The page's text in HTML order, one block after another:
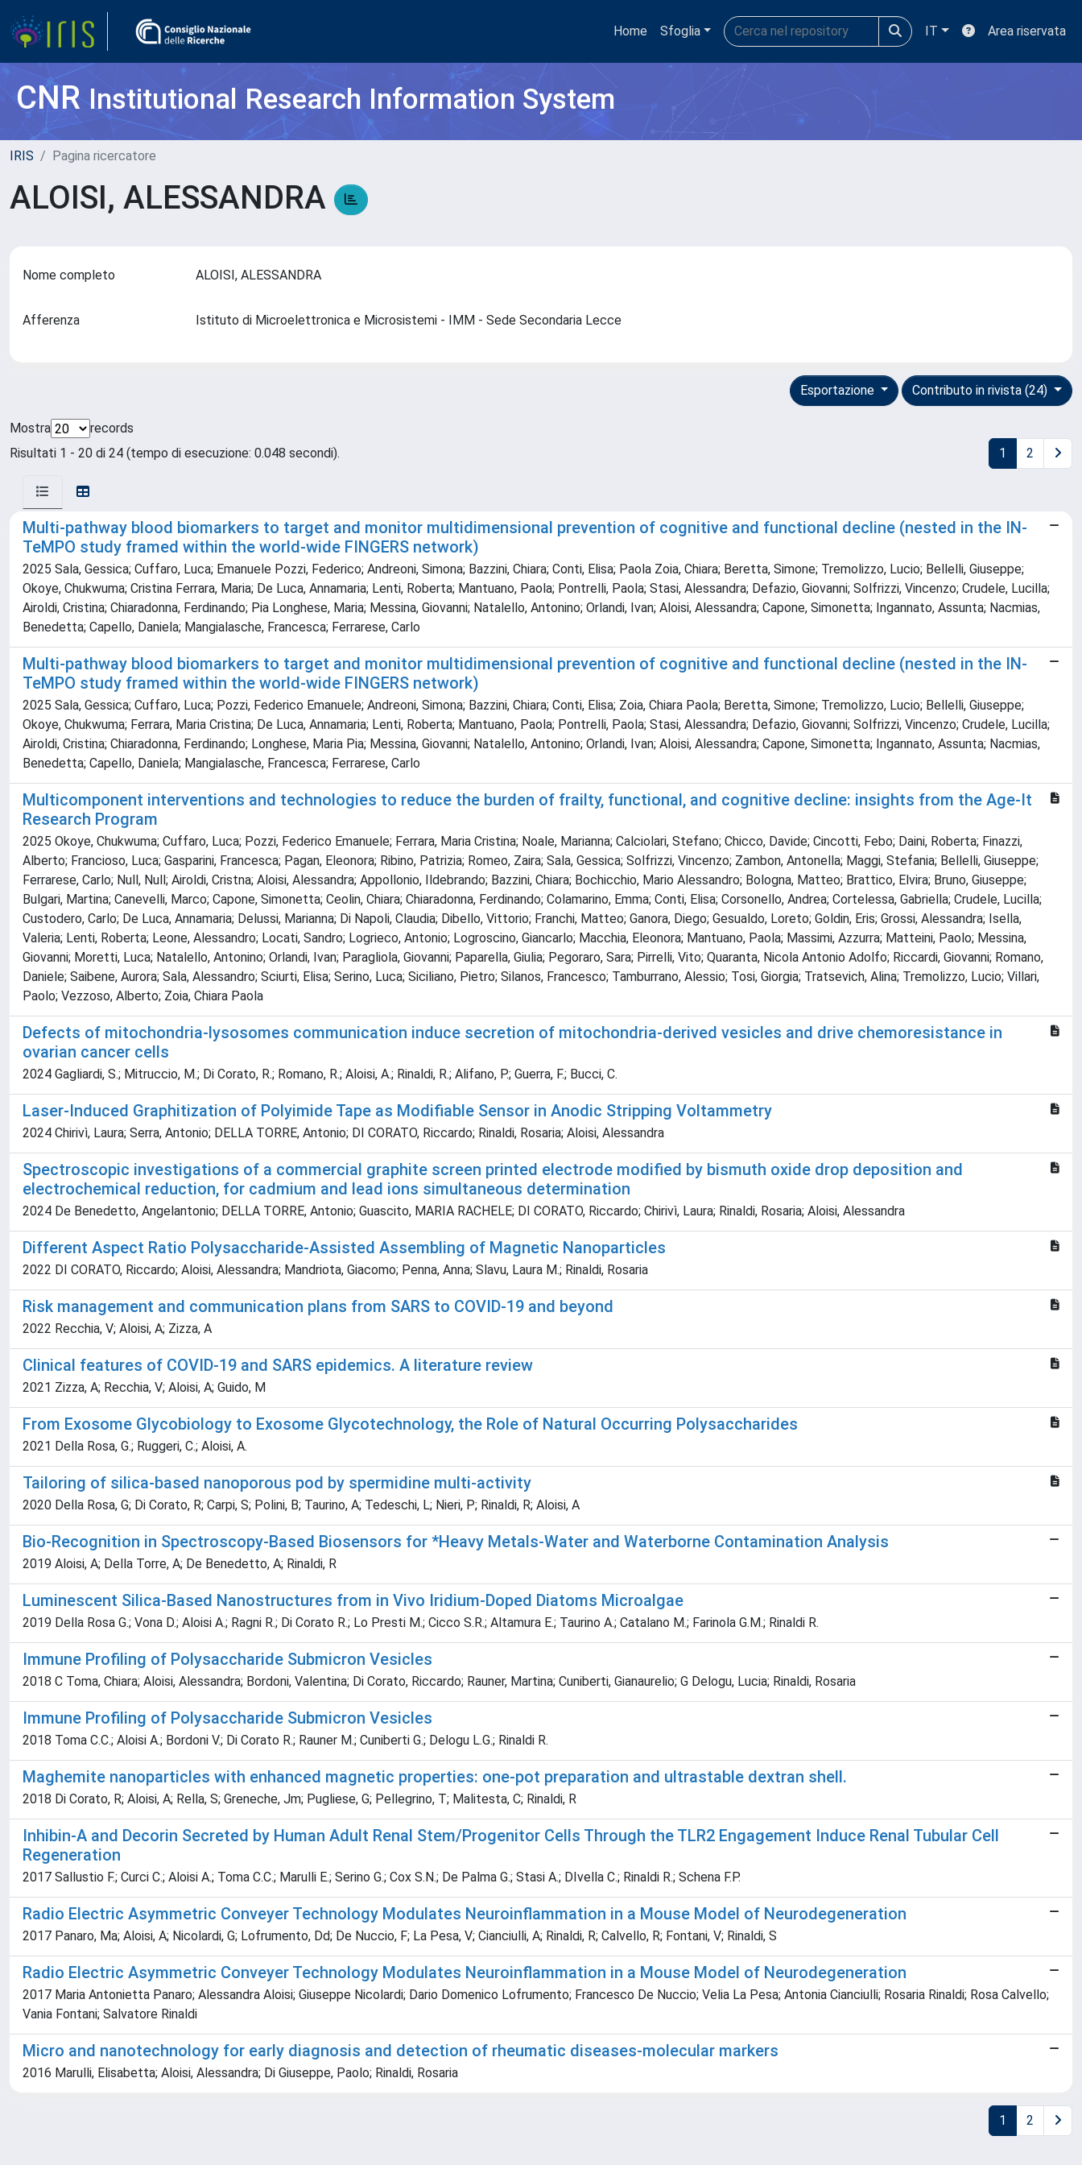
Home Sfoglia IT Area riservata
CNRInstitutional Research Information System
IRIS Pagina ricercatore
ALOISI, ALESSANDRA
Nome completo ALOISI, ALESSANDRA
Afferenza Istituto di Microelettronica e Microsistemi - IMM - Sede Secondaria Lecce
Contributo in rivista (24)
Esportazione
Mostra
records
Risultati 1 - 20 di 24 (tempo di esecuzione: 0.048 secondi).
1 2
Multi-pathway blood biomarkers to target and monitor multidimensional prevention of cognitive and functional decline (nested in the IN-
TeMPO study framed within the world-wide FINGERS network)
2025 Sala, Gessica; Cuffaro, Luca; Emanuele Pozzi, Federico; Andreoni, Simona; Bazzini, Chiara; Conti, Elisa; Paola Zoia, Chiara; Beretta, Simone; Tremolizzo, Lucio; Bellelli, Giuseppe;
Okoye, Chukwuma; Cristina Ferrara, Maria; De Luca, Annamaria; Lenti, Roberta; Mantuano, Paola; Pontrelli, Paola; Stasi, Alessandra; Defazio, Giovanni; Solfrizzi, Vincenzo; Crudele, Lucilla;
Airoldi, Cristina; Chiaradonna, Ferdinando; Pia Longhese, Maria; Messina, Giovanni; Natalello, Antonino; Orlandi, Ivan; Aloisi, Alessandra; Capone, Simonetta; Ingannato, Assunta; Nacmias,
Benedetta; Capello, Daniela; Mangialasche, Francesca; Ferrarese, Carlo
Multi-pathway blood biomarkers to target and monitor multidimensional prevention of cognitive and functional decline (nested in the IN-
TeMPO study framed within the world-wide FINGERS network)
2025 Sala, Gessica; Cuffaro, Luca; Pozzi, Federico Emanuele; Andreoni, Simona; Bazzini, Chiara; Conti, Elisa; Zoia, Chiara Paola; Beretta, Simone; Tremolizzo, Lucio; Bellelli, Giuseppe;
Okoye, Chukwuma; Ferrara, Maria Cristina; De Luca, Annamaria; Lenti, Roberta; Mantuano, Paola; Pontrelli, Paola; Stasi, Alessandra; Defazio, Giovanni; Solfrizzi, Vincenzo; Crudele, Lucilla;
Airoldi, Cristina; Chiaradonna, Ferdinando; Longhese, Maria Pia; Messina, Giovanni; Natalello, Antonino; Orlandi, Ivan; Aloisi, Alessandra; Capone, Simonetta; Ingannato, Assunta; Nacmias,
Benedetta; Capello, Daniela; Mangialasche, Francesca; Ferrarese, Carlo
Multicomponent interventions and technologies to reduce the burden of frailty, functional, and cognitive decline: insights from the Age-It
Research Program
2025 Okoye, Chukwuma; Cuffaro, Luca; Pozzi, Federico Emanuele; Ferrara, Maria Cristina; Noale, Marianna; Calciolari, Stefano; Chicco, Davide; Cincotti, Febo; Daini, Roberta; Finazzi,
Alberto; Francioso, Luca; Gasparini, Francesca; Pagan, Eleonora; Ribino, Patrizia; Romeo, Zaira; Sala, Gessica; Solfrizzi, Vincenzo; Zambon, Antonella; Maggi, Stefania; Bellelli, Giuseppe;
Ferrarese, Carlo; Null, Null; Airoldi, Cristna; Aloisi, Alessandra; Appollonio, Ildebrando; Bazzini, Chiara; Bochicchio, Mario Alessandro; Bologna, Matteo; Brattico, Elvira; Bruno, Giuseppe;
Bulgari, Martina; Canevelli, Marco; Capone, Simonetta; Ceolin, Chiara; Chiaradonna, Ferdinando; Colamarino, Emma; Conti, Elisa; Corsonello, Andrea; Cortelessa, Gabriella; Crudele, Lucilla;
Custodero, Carlo; De Luca, Annamaria; Delussi, Marianna; Di Napoli, Claudia; Dibello, Vittorio; Franchi, Matteo; Ganora, Diego; Gesualdo, Loreto; Goldin, Eris; Grossi, Alessandra; Isella,
Valeria; Lenti, Roberta; Leone, Alessandro; Locati, Sandro; Logrieco, Antonio; Logroscino, Giancarlo; Macchia, Eleonora; Mantuano, Paola; Massimi, Azzurra; Matteini, Paolo; Messina,
Giovanni; Moretti, Luca; Natalello, Antonino; Orlandi, Ivan; Paragliola, Giovanni; Paparella, Giulia; Pegoraro, Sara; Pirrelli, Vito; Quaranta, Nicola Antonio Adolfo; Riccardi, Giovanni; Romano,
Daniele; Saibene, Aurora; Sala, Alessandro; Sciurti, Elisa; Serino, Luca; Siciliano, Pietro; Silanos, Francesco; Tamburrano, Alessio; Tosi, Giorgia; Tratsevich, Alina; Tremolizzo, Lucio; Villari,
Paolo; Vezzoso, Alberto; Zoia, Chiara Paola
Defects of mitochondria-lysosomes communication induce secretion of mitochondria-derived vesicles and drive chemoresistance in
ovarian cancer cells
2024 Gagliardi, S.; Mitruccio, M.; Di Corato, R.; Romano, R.; Aloisi, A.; Rinaldi, R.; Alifano, P.; Guerra, F.; Bucci, C.
Laser-Induced Graphitization of Polyimide Tape as Modifiable Sensor in Anodic Stripping Voltammetry
2024 Chirivì, Laura; Serra, Antonio; DELLA TORRE, Antonio; DI CORATO, Riccardo; Rinaldi, Rosaria; Aloisi, Alessandra
Spectroscopic investigations of a commercial graphite screen printed electrode modified by bismuth oxide drop deposition and
electrochemical reduction, for cadmium and lead ions simultaneous determination
2024 De Benedetto, Angelantonio; DELLA TORRE, Antonio; Guascito, MARIA RACHELE; DI CORATO, Riccardo; Chirivì, Laura; Rinaldi, Rosaria; Aloisi, Alessandra
Different Aspect Ratio Polysaccharide-Assisted Assembling of Magnetic Nanoparticles
2022 DI CORATO, Riccardo; Aloisi, Alessandra; Mandriota, Giacomo; Penna, Anna; Slavu, Laura M.; Rinaldi, Rosaria
Risk management and communication plans from SARS to COVID-19 and beyond
2022 Recchia, V; Aloisi, A; Zizza, A
Clinical features of COVID-19 and SARS epidemics. A literature review
2021 Zizza, A; Recchia, V; Aloisi, A; Guido, M
From Exosome Glycobiology to Exosome Glycotechnology, the Role of Natural Occurring Polysaccharides
2021 Della Rosa, G.; Ruggeri, C.; Aloisi, A.
Tailoring of silica-based nanoporous pod by spermidine multi-activity
2020 Della Rosa, G; Di Corato, R; Carpi, S; Polini, B; Taurino, A; Tedeschi, L; Nieri, P; Rinaldi, R; Aloisi, A
Bio-Recognition in Spectroscopy-Based Biosensors for *Heavy Metals-Water and Waterborne Contamination Analysis
2019 Aloisi, A; Della Torre, A; De Benedetto, A; Rinaldi, R
Luminescent Silica-Based Nanostructures from in Vivo Iridium-Doped Diatoms Microalgae
2019 Della Rosa G.; Vona D.; Aloisi A.; Ragni R.; Di Corato R.; Lo Presti M.; Cicco S.R.; Altamura E.; Taurino A.; Catalano M.; Farinola G.M.; Rinaldi R.
Immune Profiling of Polysaccharide Submicron Vesicles
2018 C Toma, Chiara; Aloisi, Alessandra; Bordoni, Valentina; Di Corato, Riccardo; Rauner, Martina; Cuniberti, Gianaurelio; G Delogu, Lucia; Rinaldi, Rosaria
Immune Profiling of Polysaccharide Submicron Vesicles
2018 Toma C.C.; Aloisi A.; Bordoni V.; Di Corato R.; Rauner M.; Cuniberti G.; Delogu L.G.; Rinaldi R.
Maghemite nanoparticles with enhanced magnetic properties: one-pot preparation and ultrastable dextran shell.
2018 Di Corato, R; Aloisi, A; Rella, S; Greneche, Jm; Pugliese, G; Pellegrino, T; Malitesta, C; Rinaldi, R
Inhibin-A and Decorin Secreted by Human Adult Renal Stem/Progenitor Cells Through the TLR2 Engagement Induce Renal Tubular Cell
Regeneration
2017 Sallustio F.; Curci C.; Aloisi A.; Toma C.C.; Marulli E.; Serino G.; Cox S.N.; De Palma G.; Stasi A.; DIvella C.; Rinaldi R.; Schena F.P.
Radio Electric Asymmetric Conveyer Technology Modulates Neuroinflammation in a Mouse Model of Neurodegeneration
2017 Panaro, Ma; Aloisi, A; Nicolardi, G; Lofrumento, Dd; De Nuccio, F; La Pesa, V; Cianciulli, A; Rinaldi, R; Calvello, R; Fontani, V; Rinaldi, S
Radio Electric Asymmetric Conveyer Technology Modulates Neuroinflammation in a Mouse Model of Neurodegeneration
2017 Maria Antonietta Panaro; Alessandra Aloisi; Giuseppe Nicolardi; Dario Domenico Lofrumento; Francesco De Nuccio; Velia La Pesa; Antonia Cianciulli; Rosaria Rinaldi; Rosa Calvello;
Vania Fontani; Salvatore Rinaldi
Micro and nanotechnology for early diagnosis and detection of rheumatic diseases-molecular markers
2016 Marulli, Elisabetta; Aloisi, Alessandra; Di Giuseppe, Paolo; Rinaldi, Rosaria
1 2